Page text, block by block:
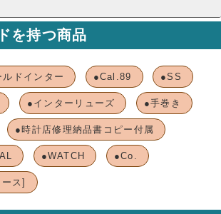
を持つ商品
ルドインター ●Cal.89 ●SS
●インターリューズ ●手巻き
●時計店修理納品書コピー付属
●WATCH ●Co.
ス]